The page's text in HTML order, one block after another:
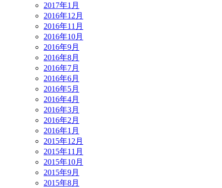
2017年1月
2016年12月
2016年11月
2016年10月
2016年9月
2016年8月
2016年7月
2016年6月
2016年5月
2016年4月
2016年3月
2016年2月
2016年1月
2015年12月
2015年11月
2015年10月
2015年9月
2015年8月